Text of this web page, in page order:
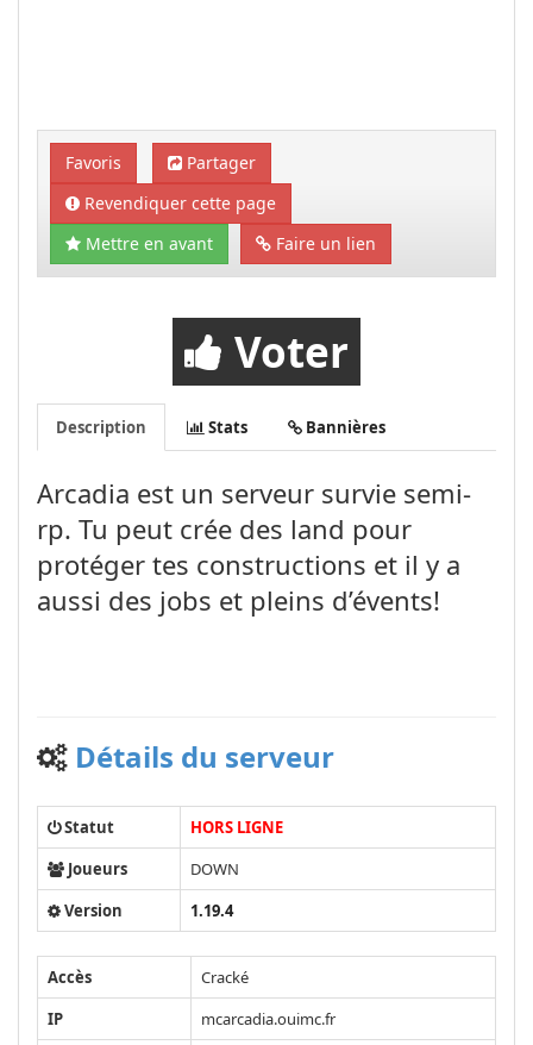
Favoris
Partager
Revendiquer cette page
Mettre en avant
Faire un lien
Voter
Description Stats Bannières
Arcadia est un serveur survie semi-
rp. Tu peut crée des land pour
protéger tes constructions et il y a
aussi des jobs et pleins d’évents!
Détails du serveur
Statut
HORS LIGNE
Joueurs
DOWN
Version
1.19.4
Accès
Cracké
IP
mcarcadia.ouimc.fr